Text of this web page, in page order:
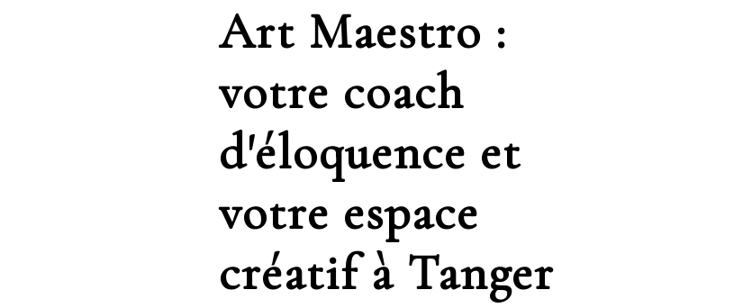
Art Maestro :
votre coach
d'éloquence et
votre espace
créatif à Tanger